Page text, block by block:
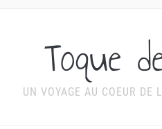
Toque
UN VOYAGE AU COEUR DE